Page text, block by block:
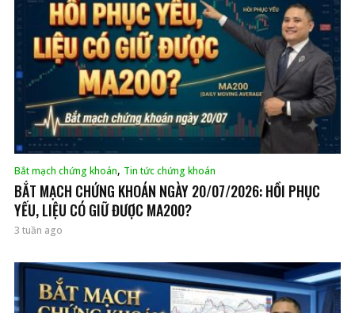
Bắt mạch chứng khoán, Tin tức chứng khoán
BẮT MẠCH CHỨNG KHOÁN NGÀY 20/07/2026: HỒI PHỤC
YẾU, LIỆU CÓ GIỮ ĐƯỢC MA200?
3 tuần ago